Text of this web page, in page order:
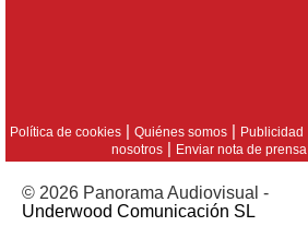
Política de cookies| Quiénes somos| Publicidad
nosotros | Enviar nota de prensa
© 2026 Panorama Audiovisual -
Underwood Comunicación SL